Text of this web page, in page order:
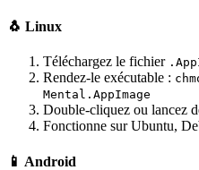
🐧 Linux
Téléchargez le fichier
Rendez-le exécutable :
Mental.AppImage
Double-cliquez ou lancez
Fonctionne sur Ubuntu,
📱 Android